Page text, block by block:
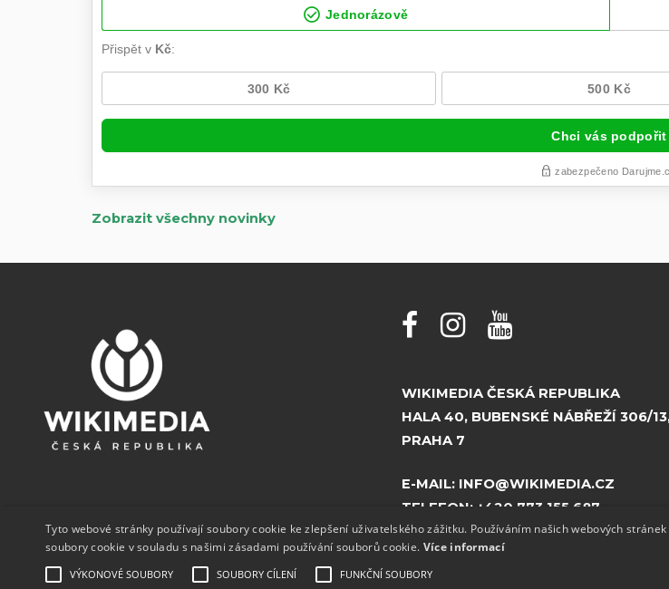
Zobrazit všechny novinky
WIKIMEDIA ČESKÁ REPUBLIKA
HALA 40, BUBENSKÉ NÁBŘEŽÍ 306/
PRAHA 7
E-MAIL: INFO@WIKIMEDIA.CZ
TELEFON: +420 773 155 687
Tyto webové stránky používají soubory cookie ke zlepšení uživatelského zážitku. Používáním našich webových
soubory cookie v souladu s našimi zásadami používání souborů cookie. Více informací
VÝKONOVÉ SOUBORY SOUBORY CÍLENÍ FUNKČNÍ SOUBORY